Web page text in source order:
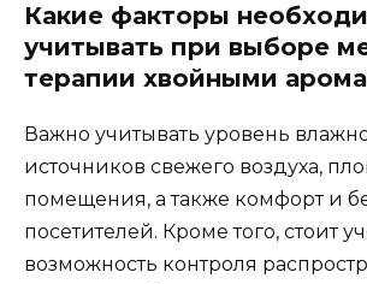
Какие факторы
учитывать при выборе
терапии хвойными
Важно учитывать уровень
источников свежего воздуха,
помещения, а также комфорт и
посетителей. Кроме того, стоит
возможность контроля